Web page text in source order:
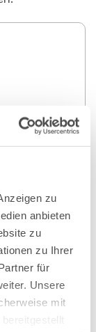
zu
anbieten
zu
zu Ihrer
für
Unsere
mit